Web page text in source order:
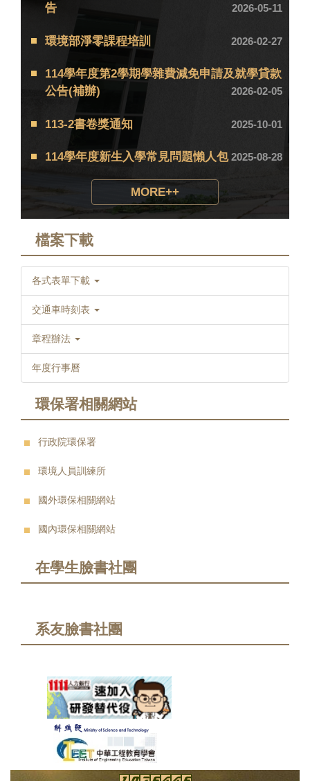
告
2026-05-11
環境部淨零課程培訓 2026-02-27
114學年度第2學期學雜費減免申請及就學貸款
公告(補辦)
2026-02-05
113-2書卷獎通知 2025-10-01
114學年度新生入學常見問題懶人包 2025-08-28
MORE++
檔案下載
各式表單下載
交通車時刻表
章程辦法
年度行事曆
環保署相關網站
行政院環保署
環境人員訓練所
國外環保相關網站
國內環保相關網站
在學生臉書社團
系友臉書社團